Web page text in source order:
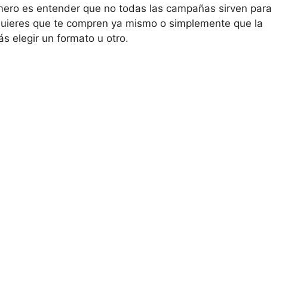
es entender que no todas las campañas sirven para
que te compren ya mismo o simplemente que la
elegir un formato u otro.